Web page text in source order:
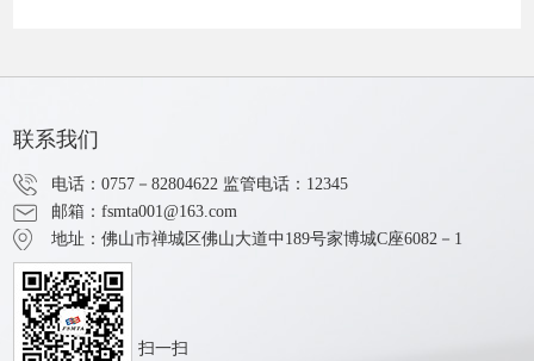
联系我们
电话：0757－82804622 监管电话：12345
邮箱：fsmta001@163.com
地址：佛山市禅城区佛山大道中189号家博城C座6082－1
扫一扫